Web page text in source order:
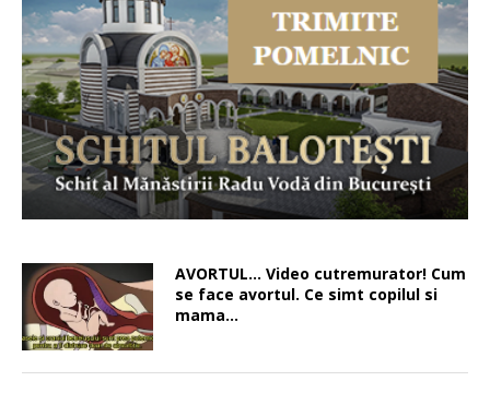
AVORTUL… Video cutremurator! Cum
se face avortul. Ce simt copilul si
mama…